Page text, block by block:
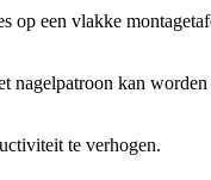
een vlakke
kan
te verhogen.